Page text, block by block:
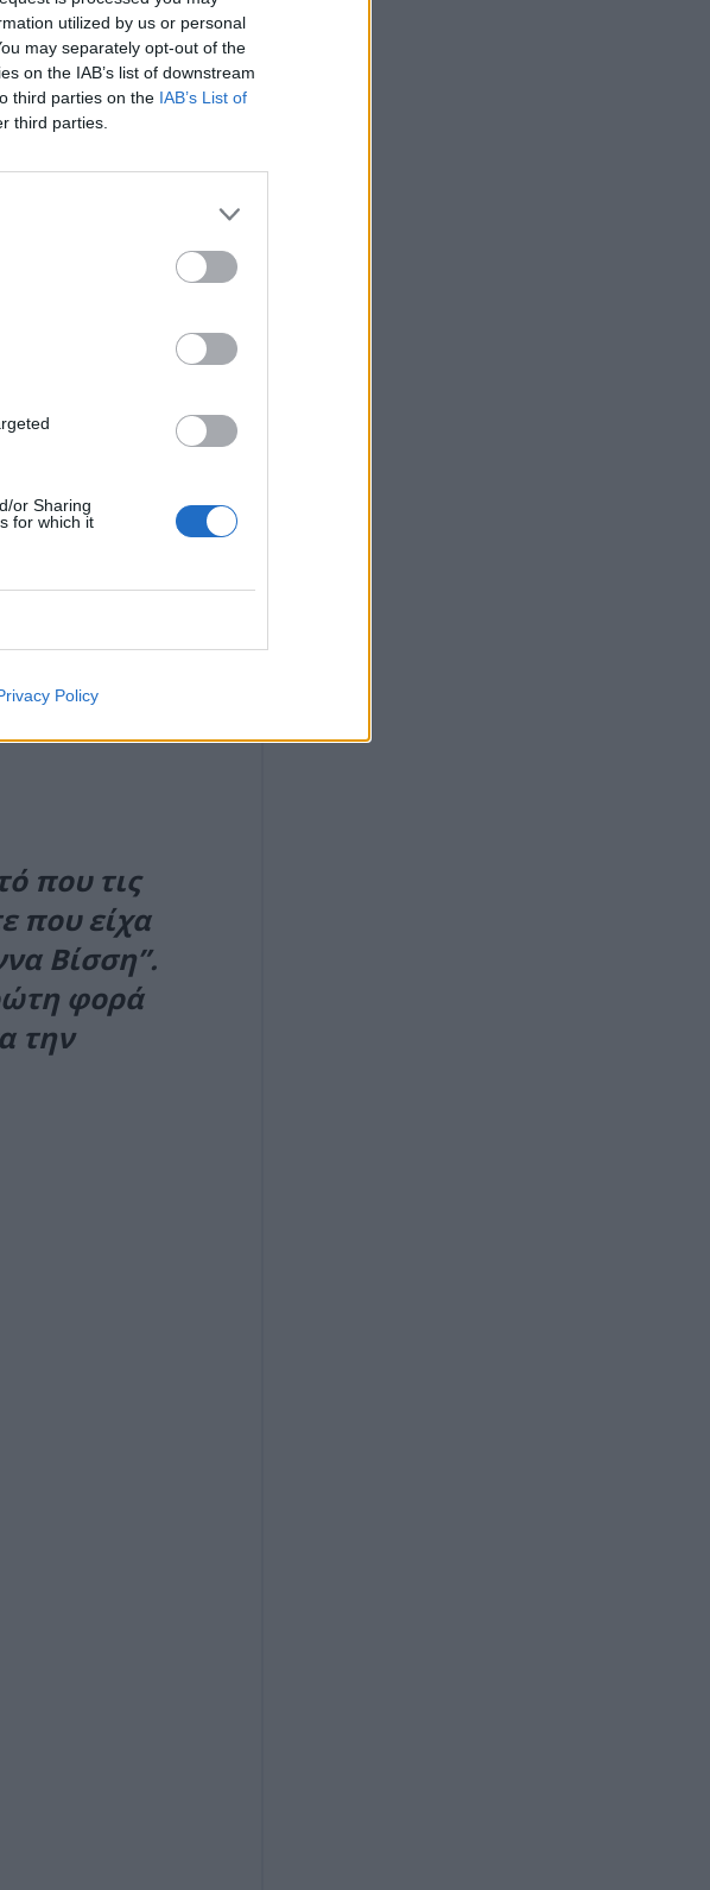
utilized by us or personal
may separately opt-out of the
on the IAB’s list of downstream
third parties on the IAB’s List of
third parties.
or Sharing
for which it
Policy
αστείας
έπειτα από διακοπές
τότε στα
έχει δει και στο
που τις
που είχα
Βίσση”.
φορά
την